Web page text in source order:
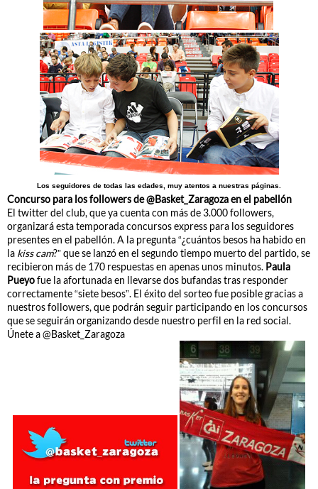
Los seguidores de todas las edades, muy atentos a nuestras páginas.
Concurso para los followers de @Basket_Zaragoza en el pabellón
El twitter del club, que ya cuenta con más de 3.000 followers,
organizará esta temporada concursos express para los seguidores
presentes en el pabellón. A la pregunta “¿cuántos besos ha habido en
la kiss cam?” que se lanzó en el segundo tiempo muerto del partido, se
recibieron más de 170 respuestas en apenas unos minutos. Paula
Pueyofue la afortunada en llevarse dos bufandas tras responder
correctamente “siete besos”. El éxito del sorteo fue posible gracias a
nuestros followers, que podrán seguir participando en los concursos
que se seguirán organizando desde nuestro perfil en la red social.
Únete a @Basket_Zaragoza